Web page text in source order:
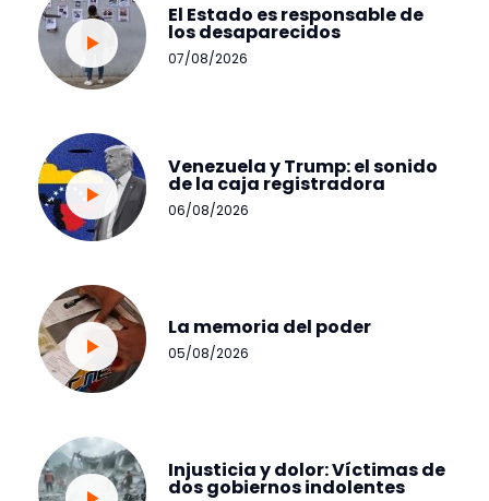
El Estado es responsable de
los desaparecidos
07/08/2026
Venezuela y Trump: el sonido
de la caja registradora
06/08/2026
La memoria del poder
05/08/2026
Injusticia y dolor: Víctimas de
dos gobiernos indolentes